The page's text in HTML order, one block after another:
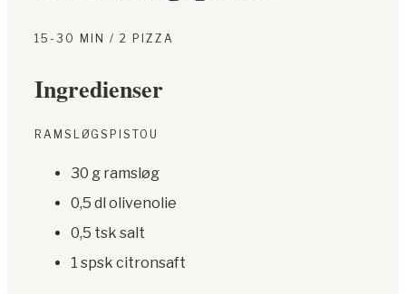
15-30 MIN / 2 PIZZA
Ingredienser
RAMSLØGSPISTOU
30 g ramsløg
0,5 dl olivenolie
0,5 tsk salt
1 spsk citronsaft